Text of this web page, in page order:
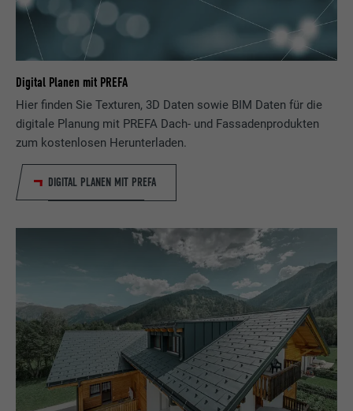
Digital Planen mit PREFA
Hier finden Sie Texturen, 3D Daten sowie BIM Daten für die
digitale Planung mit PREFA Dach- und Fassadenprodukten
zum kostenlosen Herunterladen.
DIGITAL PLANEN MIT PREFA